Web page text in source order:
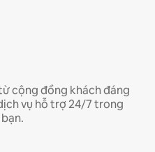
cộng đồng khách đáng
vụ hỗ trợ 24/7 trong